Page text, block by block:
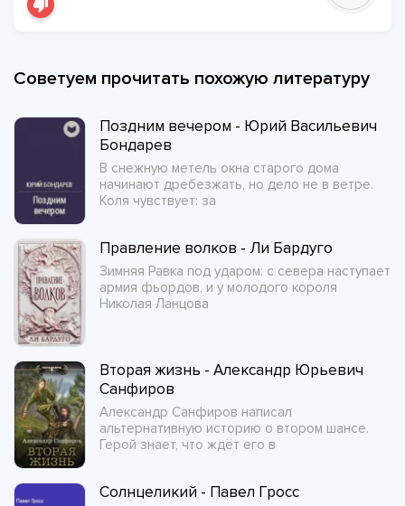
Советуем прочитать похожую литературу
Поздним вечером - Юрий Васильевич
Бондарев
В снежную метель окна старого дома
начинают дребезжать, но дело не в ветре.
Коля чувствует: за
Правление волков - Ли Бардуго
Зимняя Равка под ударом: с севера наступает
армия фьордов, и у молодого короля
Николая Ланцова
Вторая жизнь - Александр Юрьевич
Санфиров
Александр Санфиров написал
альтернативную историю о втором шансе.
Герой знает, что ждёт его в
Солнцеликий - Павел Гросс